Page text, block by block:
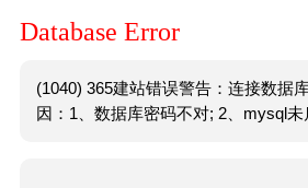
Database Error
(1040) 365建站错误警告：连接数据
因：1、数据库密码不对; 2、mysql未